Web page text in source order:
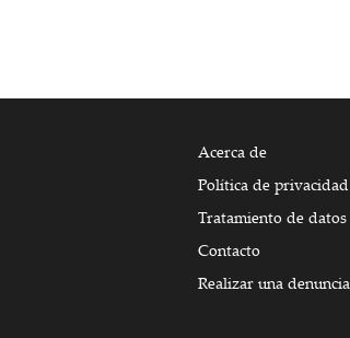
Acerca de
Política de privacidad
Tratamiento de datos
Contacto
Realizar una denuncia